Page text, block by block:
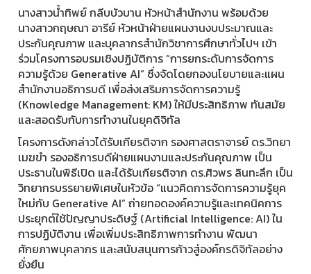
นางสาวน้ำทิพย์ กลีบบัวบาน หัวหน้าสำนักงาน พร้อมด้วย
นางสาวกฤษณา อารีย์ หัวหน้าฝ่ายแผนงานงบประมาณและ
ประกันคุณภาพ และบุคลากรสำนักวิชาการศึกษาทั่วไปฯ เข้า
ร่วมโครงการอบรมเชิงปฏิบัติการ “การยกระดับการจัดการ
ความรู้ด้วย Generative AI” ซึ่งจัดโดยกองนโยบายและแผน
สำนักงานอธิการบดี เพื่อส่งเสริมการจัดการความรู้
(Knowledge Management: KM) ให้มีประสิทธิภาพ ทันสมัย
และสอดรับกับการทำงานในยุคดิจิทัล
โครงการดังกล่าวได้รับเกียรติจาก รองศาสตราจารย์ ดร.วิทยา
เมฆขำ รองอธิการบดีฝ่ายแผนงานและประกันคุณภาพ เป็น
ประธานในพิธีเปิด และได้รับเกียรติจาก ดร.ศิวพร ลินทะลึก เป็น
วิทยากรบรรยายพิเศษในหัวข้อ “แนวคิดการจัดการความรู้ยุค
ใหม่กับ Generative AI” ถ่ายทอดองค์ความรู้และเทคนิคการ
ประยุกต์ใช้ปัญญาประดิษฐ์ (Artificial Intelligence: AI) ใน
การปฏิบัติงาน เพื่อเพิ่มประสิทธิภาพการทำงาน พัฒนา
ศักยภาพบุคลากร และสนับสนุนการก้าวสู่องค์กรดิจิทัลอย่าง
ยั่งยืน